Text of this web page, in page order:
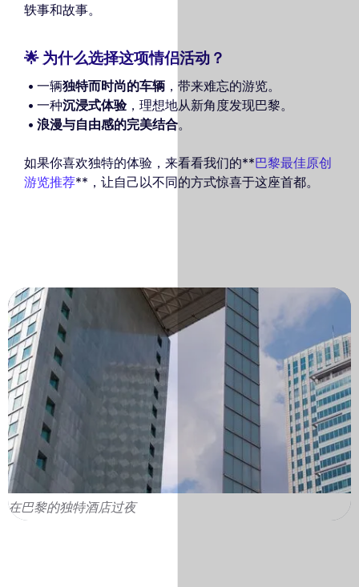
轶事和故事。
🌟 为什么选择这项情侣活动？
一辆独特而时尚的车辆 ，带来难忘的游览。
一种沉浸式体验，理想地从新角度发现巴黎。
浪漫与自由感的完美结合。
如果你喜欢独特的体验，来看看我们的**巴黎最佳原创
游览推荐**，让自己以不同的方式惊喜于这座首都。
在巴黎的独特酒店过夜